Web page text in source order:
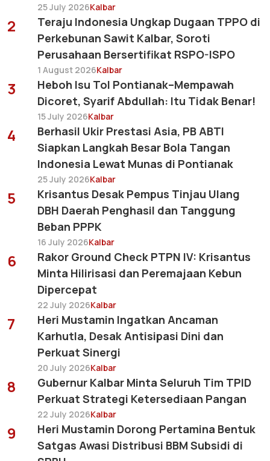
25 July 2026Kalbar
2
Teraju Indonesia Ungkap Dugaan TPPO di
Perkebunan Sawit Kalbar, Soroti
Perusahaan Bersertifikat RSPO-ISPO
1 August 2026Kalbar
3
Heboh Isu Tol Pontianak–Mempawah
Dicoret, Syarif Abdullah: Itu Tidak Benar!
15 July 2026Kalbar
4
Berhasil Ukir Prestasi Asia, PB ABTI
Siapkan Langkah Besar Bola Tangan
Indonesia Lewat Munas di Pontianak
25 July 2026Kalbar
5
Krisantus Desak Pempus Tinjau Ulang
DBH Daerah Penghasil dan Tanggung
Beban PPPK
16 July 2026Kalbar
6
Rakor Ground Check PTPN IV: Krisantus
Minta Hilirisasi dan Peremajaan Kebun
Dipercepat
22 July 2026Kalbar
7
Heri Mustamin Ingatkan Ancaman
Karhutla, Desak Antisipasi Dini dan
Perkuat Sinergi
20 July 2026Kalbar
8
Gubernur Kalbar Minta Seluruh Tim TPID
Perkuat Strategi Ketersediaan Pangan
22 July 2026Kalbar
9
Heri Mustamin Dorong Pertamina Bentuk
Satgas Awasi Distribusi BBM Subsidi di